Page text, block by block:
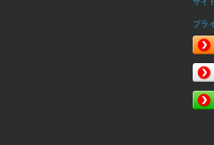
サイ
プラ